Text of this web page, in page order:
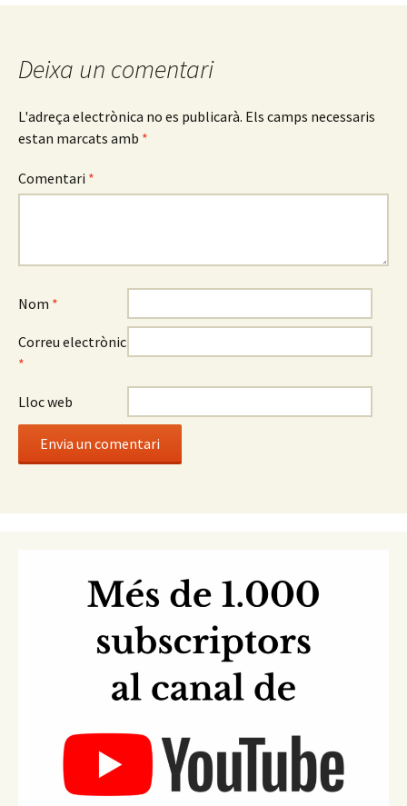
entrades
Deixa un comentari
L'adreça electrònica no es publicarà. Els camps necessaris
estan marcats amb *
Comentari *
Nom *
Correu electrònic
*
Lloc web